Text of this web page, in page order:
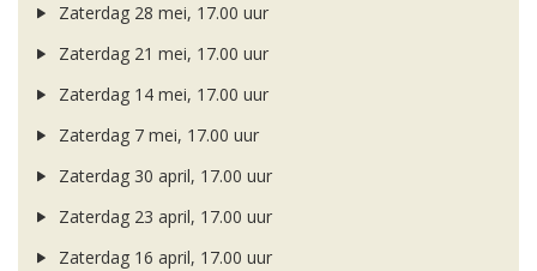
Zaterdag 28 mei, 17.00 uur
Zaterdag 21 mei, 17.00 uur
Zaterdag 14 mei, 17.00 uur
Zaterdag 7 mei, 17.00 uur
Zaterdag 30 april, 17.00 uur
Zaterdag 23 april, 17.00 uur
Zaterdag 16 april, 17.00 uur